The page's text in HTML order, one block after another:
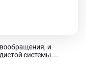
и
системы....